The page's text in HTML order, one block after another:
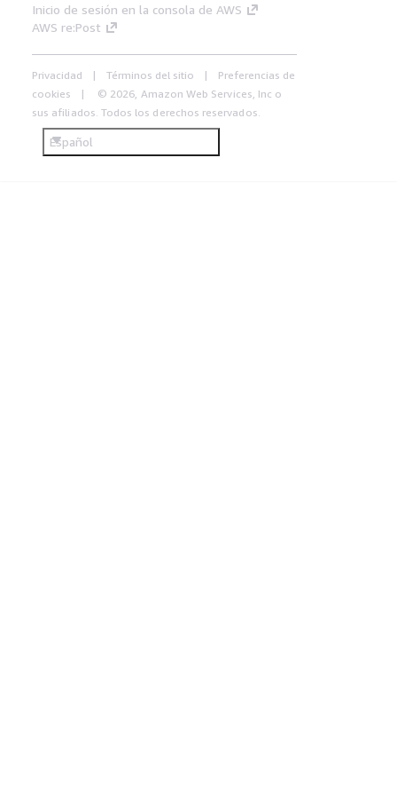
Inicio de sesión en la consola de AWS
AWS re:Post
Privacidad Términos del sitio
Preferencias de
cookies
© 2026, Amazon Web Services, Inc o
sus afiliados. Todos los derechos reservados.
Español